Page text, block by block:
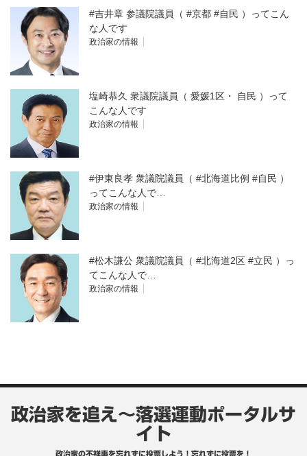
#吉井章 参議院議員（ #京都 #自民 ）ってこん
な人です
政治家の情報
塩崎恭久 衆議院議員（ 愛媛1区・ 自民 ）って
こんな人です
政治家の情報
#伊東良孝 衆議院議員（ #北海道比例 #自民 ）
ってこんな人で…
政治家の情報
#松木謙公 衆議院議員（ #北海道2区 #立民 ）っ
てこんな人で…
政治家の情報
政治家を追え～落選運動ポータルサ
イト
政治家の不祥事を忘れずに投票しよう！忘れずに投票を！